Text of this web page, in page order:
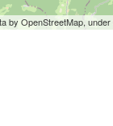
by OpenStreetMap, under